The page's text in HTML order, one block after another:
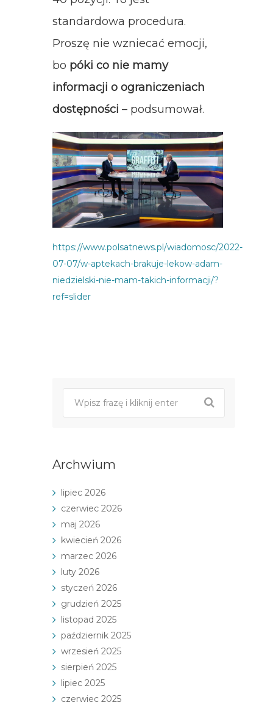
standardowa procedura.
Proszę nie wzniecać emocji,
bo póki co nie mamy
informacji o ograniczeniach
dostępności – podsumował.
https://www.polsatnews.pl/wiadomosc/2022-
07-07/w-aptekach-brakuje-lekow-adam-
niedzielski-nie-mam-takich-informacji/?
ref=slider
Archwium
lipiec 2026
czerwiec 2026
maj 2026
kwiecień 2026
marzec 2026
luty 2026
styczeń 2026
grudzień 2025
listopad 2025
październik 2025
wrzesień 2025
sierpień 2025
lipiec 2025
czerwiec 2025